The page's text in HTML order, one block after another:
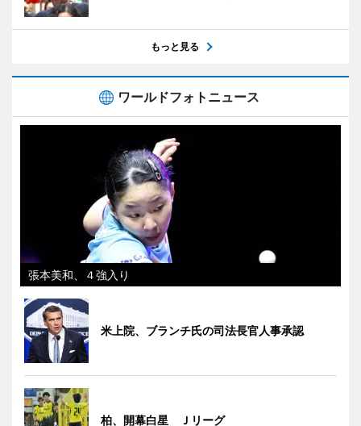
もっと見る
ワールドフォトニュース
張本美和、４強入り
米上院、ブランチ氏の司法長官人事承認
柏、開幕白星 Ｊリーグ